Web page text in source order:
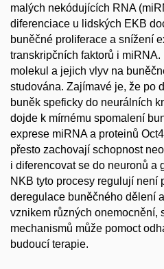
malých nekódujících RNA
diferenciace u lidských EKB
buněčné proliferace a snížení
transkripčních faktorů i
molekul a jejich vlyv na
studována. Zajímavé je, že po
buněk speficky do neurálních
dojde k mírnému spomalení
exprese miRNA a proteinů
přesto zachovají schopnost
i diferencovat se do neuronů a
NKB tyto procesy regulují není
deregulace buněčného dělení
vznikem různých onemocnění,
mechanismů může pomoct
budoucí terapie.